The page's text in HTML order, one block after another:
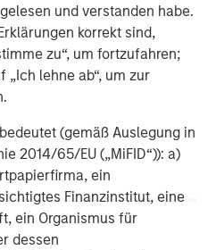
und verstanden habe.
korrekt sind,
zu“, um fortzufahren;
lehne ab“, um zur
bedeutet (gemäß Auslegung in
2014/65/EU („MiFID“)): a)
ein
Finanzinstitut, eine
ein Organismus für
dessen
Partners invests in a
assets predominantly
The team seeks to create
and operational